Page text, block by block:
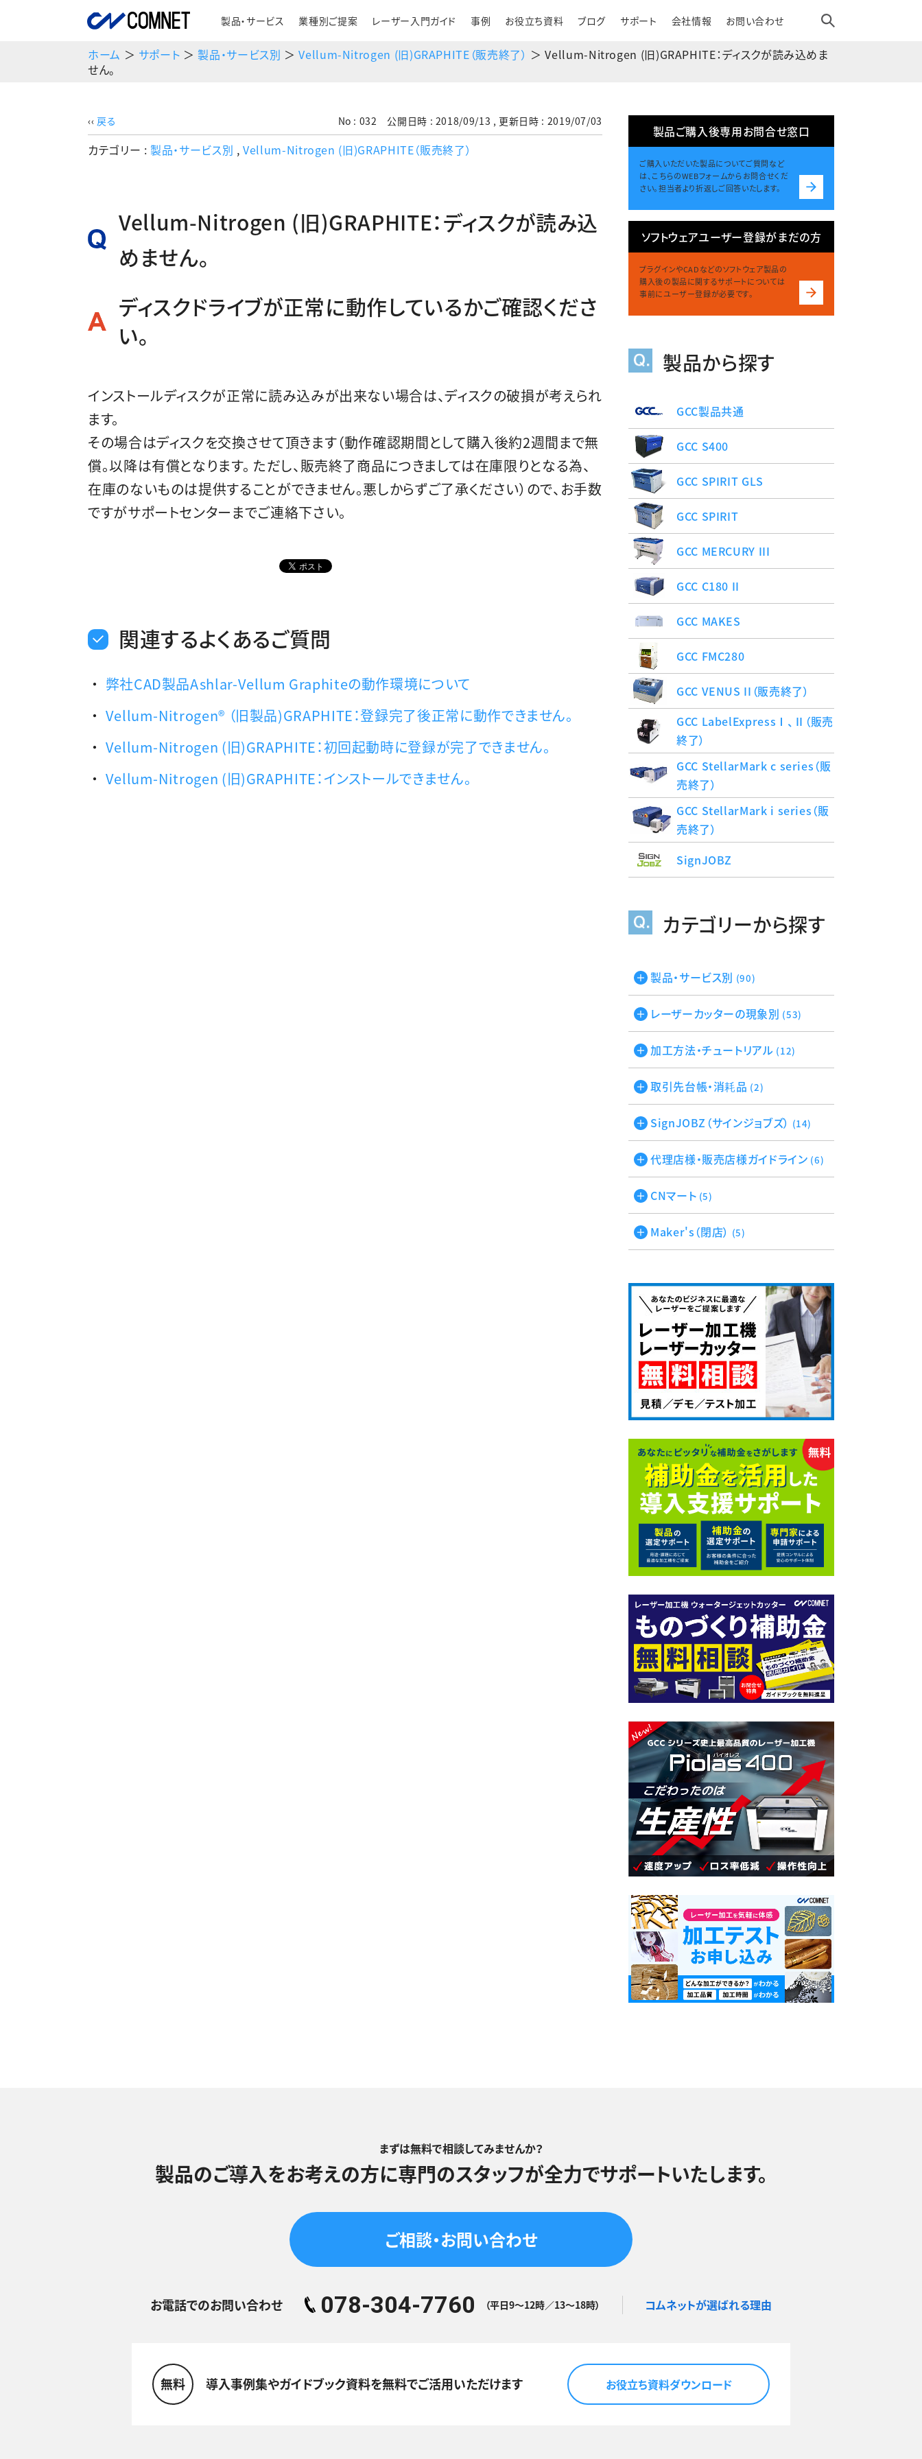
製品・サービス 業種別ご提案 レーザー入門ガイド 事例 お役立ち資料 ブログ サポート 会社情報 お問い合わせ
ホーム ＞ サポート ＞ 製品・サービス別 ＞Vellum-Nitrogen (旧)GRAPHITE（販売終了） ＞ Vellum-Nitrogen (旧)GRAPHITE：ディスクが読み込めま
せん。
‹‹ 戻る No : 032 公開日時 : 2018/09/13 , 更新日時 : 2019/07/03
カテゴリー : 製品・サービス別 ,Vellum-Nitrogen (旧)GRAPHITE（販売終了）
Vellum-Nitrogen (旧)GRAPHITE：ディスクが読み込
めません。
ディスクドライブが正常に動作しているかご確認くださ
い。
インストールディスクが正常に読み込みが出来ない場合は、ディスクの破損が考えられ
ます。
その場合はディスクを交換させて頂きます（動作確認期間として購入後約2週間まで無
償。以降は有償となります。 ただし、販売終了商品につきましては在庫限りとなる為、
在庫のないものは提供することができません。悪しからずご了承ください）ので、お手数
ですがサポートセンターまでご連絡下さい。
関連するよくあるご質問
弊社CAD製品Ashlar-Vellum Graphiteの動作環境について
Vellum-Nitrogen® （旧製品)GRAPHITE：登録完了後正常に動作できません。
Vellum-Nitrogen (旧)GRAPHITE：初回起動時に登録が完了できません。
Vellum-Nitrogen (旧)GRAPHITE：インストールできません。
製品ご購入後専用お問合せ窓口
ご購入いただいた製品についてご質問など
は、こちらのWEBフォームからお問合せくだ
さい。担当者より折返しご回答いたします。
ソフトウェアユーザー登録がまだの方
プラグインやCADなどのソフトウェア製品の
購入後の製品に関するサポートについては
事前にユーザー登録が必要です。
製品から探す
GCC製品共通
GCC S400
GCC SPIRIT GLS
GCC SPIRIT
GCC MERCURY III
GCC C180 II
GCC MAKES
GCC FMC280
GCC VENUS II（販売終了）
GCC LabelExpressⅠ、Ⅱ（販売
終了）
GCC StellarMark c series（販
売終了）
GCC StellarMark i series（販
売終了）
SignJOBZ
カテゴリーから探す
製品・サービス別 (90)
レーザーカッターの現象別 (53)
加工方法・チュートリアル (12)
取引先台帳・消耗品 (2)
SignJOBZ（サインジョブズ） (14)
代理店様・販売店様ガイドライン (6)
CNマート (5)
Maker's（閉店） (5)
まずは無料で相談してみませんか？
製品のご導入をお考えの方に専門のスタッフが全力でサポートいたします。
ご相談・お問い合わせ
お電話でのお問い合わせ 078-304-7760 （平日9～12時／13～18時） コムネットが選ばれる理由
無料 導入事例集やガイドブック資料を無料でご活用いただけます お役立ち資料ダウンロード